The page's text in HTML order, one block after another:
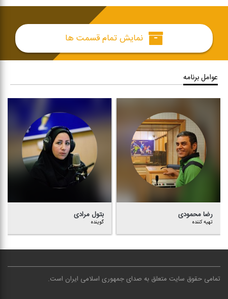
نمایش تمام قسمت ها
عوامل برنامه
رضا محمودی
تهیه كننده
بتول مرادی
گوینده
تمامی حقوق سایت متعلق به صدای جمهوری اسلامی ایران است.